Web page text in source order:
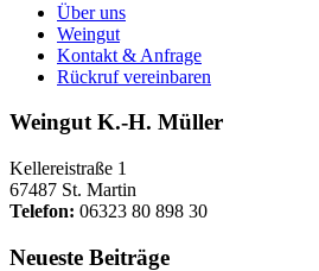
Über uns
Weingut
Kontakt & Anfrage
Rückruf vereinbaren
Weingut K.-H. Müller
Kellereistraße 1
67487 St. Martin
Telefon: 06323 80 898 30
Neueste Beiträge